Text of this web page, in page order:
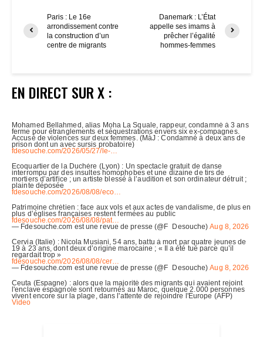
Paris : Le 16e
arrondissement contre
la construction d’un
centre de migrants
Danemark : L’État
appelle ses imams à
prêcher l’égalité
hommes-femmes
EN DIRECT SUR X :